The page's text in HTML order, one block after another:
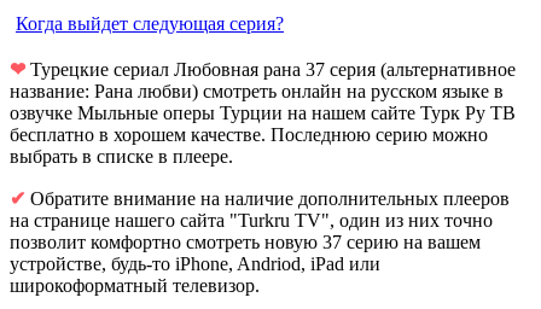
Когда выйдет следующая серия?
❤Турецкие сериал Любовная рана 37 серия (альтернативное
название: Рана любви) смотреть онлайн на русском языке в
озвучке Мыльные оперы Турции на нашем сайте Турк Ру ТВ
бесплатно в хорошем качестве. Последнюю серию можно
выбрать в списке в плеере.
✔ Обратите внимание на наличие дополнительных плееров
на странице нашего сайта "Turkru TV", один из них точно
позволит комфортно смотреть новую 37 серию на вашем
устройстве, будь-то iPhone, Andriod, iPad или
широкоформатный телевизор.